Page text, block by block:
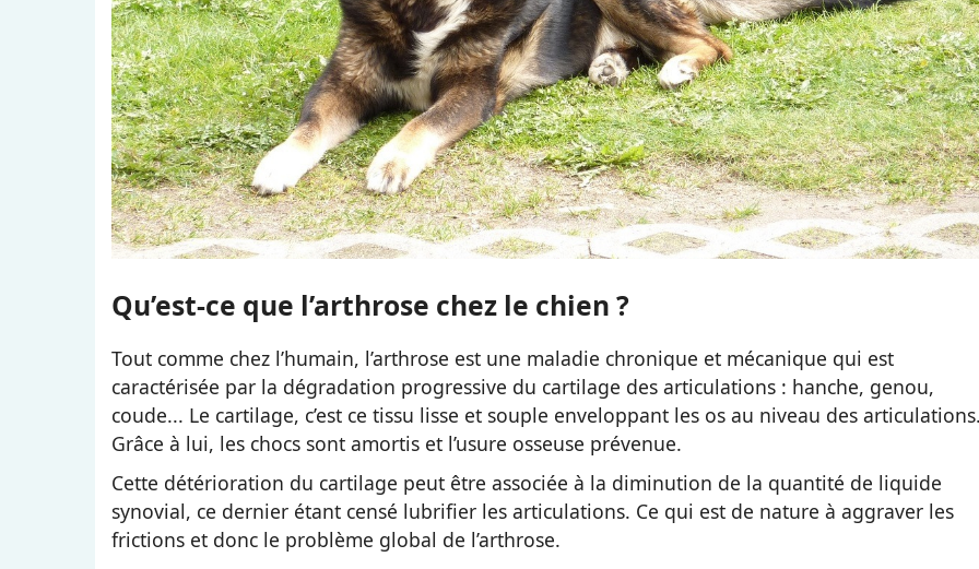
Qu’est-ce que l’arthrose chez le chien ?
Tout comme chez l’humain, l’arthrose est une maladie chronique et mécanique qui est
caractérisée par la dégradation progressive du cartilage des articulations : hanche, genou,
coude... Le cartilage, c’est ce tissu lisse et souple enveloppant les os au niveau des
Grâce à lui, les chocs sont amortis et l’usure osseuse prévenue.
Cette détérioration du cartilage peut être associée à la diminution de la quantité de liquide
synovial, ce dernier étant censé lubrifier les articulations. Ce qui est de nature à aggraver les
frictions et donc le problème global de l’arthrose.